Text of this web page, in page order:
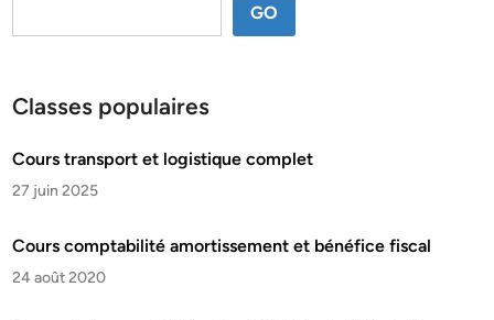
GO
Classes populaires
Cours transport et logistique complet
27 juin 2025
Cours comptabilité amortissement et bénéfice fiscal
24 août 2020